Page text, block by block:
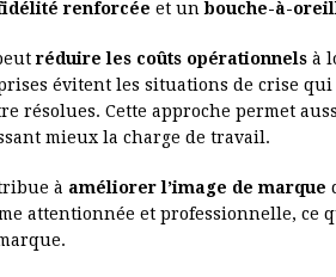
renforcée et unbouche-à-
réduire les coûts opérationnels à
évitent les situations de crise
résolues. Cette approche permet
mieux la charge de travail.
à améliorer l’image de marque
attentionnée et professionnelle, ce